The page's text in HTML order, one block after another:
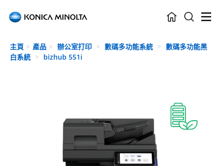
Skip to main content
主頁 產品 辦公室打印 數碼多功能系統
數碼多功能黑
白系統
bizhub 551i